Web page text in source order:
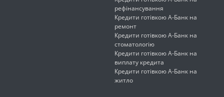
рефінансування
Кредити готівкою А-Банк на
ремонт
Кредити готівкою А-Банк на
стоматологію
Кредити готівкою А-Банк на
виплату кредита
Кредити готівкою А-Банк на
житло